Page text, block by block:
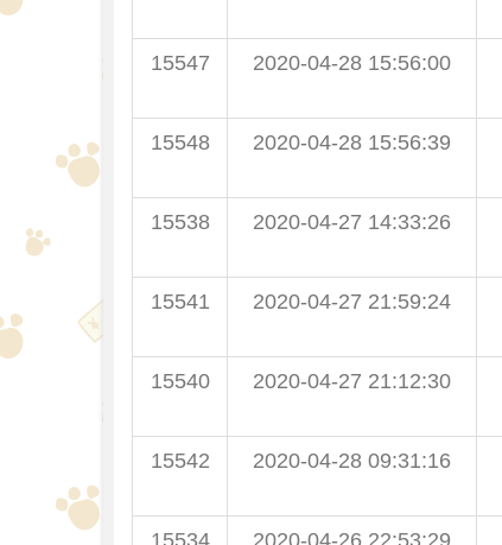
15547 2020-04-28 15:56:00
15548 2020-04-28 15:56:39
15538 2020-04-27 14:33:26
15541 2020-04-27 21:59:24
15540 2020-04-27 21:12:30
15542 2020-04-28 09:31:16
15534 2020-04-26 22:53:29